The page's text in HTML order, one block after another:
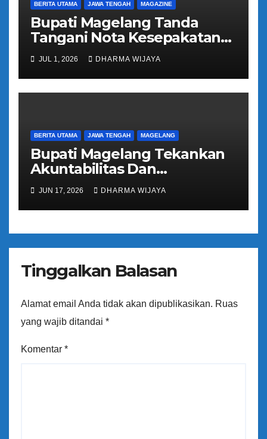
BERITA UTAMA JAWA TENGAH MAGAZINE
Bupati Magelang Tanda
Tangani Nota Kesepakatan
Pengalihan Pelayanan
Regident Di Kecamatan
Bandongan
JUL 1, 2026 DHARMA WIJAYA
BERITA UTAMA JAWA TENGAH MAGELANG
Bupati Magelang Tekankan
Akuntabilitas Dan
Tranparansi Pengelolaan
Bantuan Keuangan Parpol
JUN 17, 2026 DHARMA WIJAYA
Tinggalkan Balasan
Alamat email Anda tidak akan dipublikasikan. Ruas
yang wajib ditandai *
Komentar *